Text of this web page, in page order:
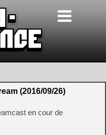
(2016/09/26)
en cour de